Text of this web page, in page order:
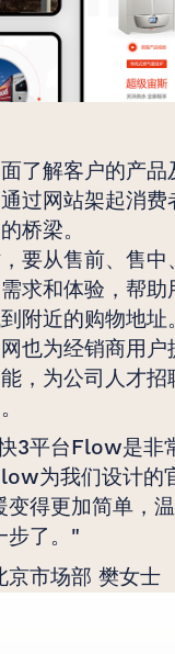
了解客户的产品
过网站架起消费
桥梁。
要从售前、售中
求和体验，帮助
附近的购物地址。
也为经销商用户
，为公司人才招
3平台Flow是非
为我们设计的
变得更加简单，
步了。"
京市场部 樊女士